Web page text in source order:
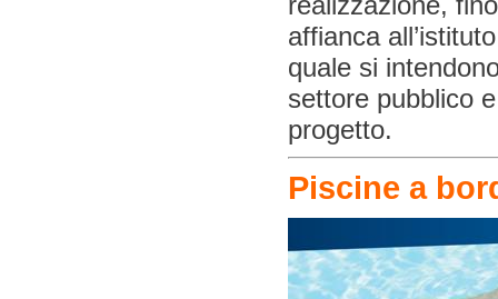
affianca
quale si
settore pubblico
progetto.
Piscine a